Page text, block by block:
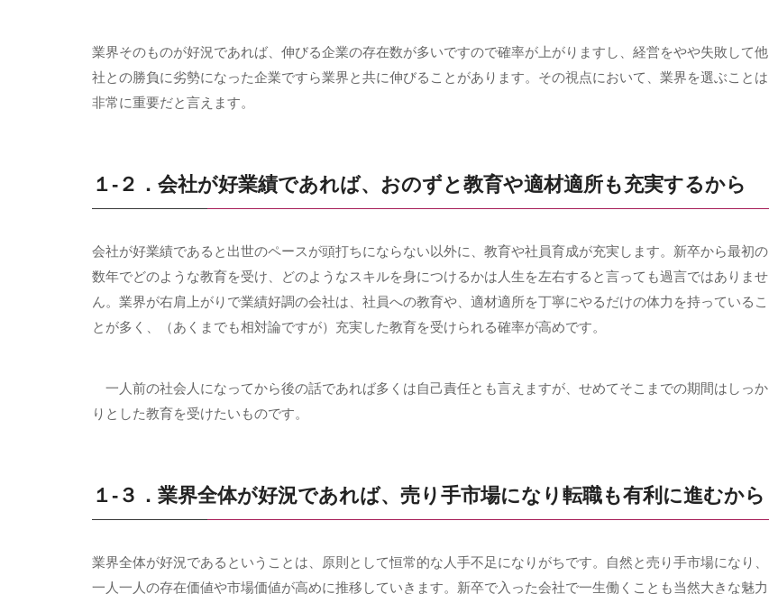
業界そのものが好況であれば、伸びる企業の存在数が多いですので確率が上がりますし、経営をやや失敗して他
社との勝負に劣勢になった企業ですら業界と共に伸びることがあります。その視点において、業界を選ぶことは
非常に重要だと言えます。
１-２．会社が好業績であれば、おのずと教育や適材適所も充実するから
会社が好業績であると出世のペースが頭打ちにならない以外に、教育や社員育成が充実します。新卒から最初の
数年でどのような教育を受け、どのようなスキルを身につけるかは人生を左右すると言っても過言ではありませ
ん。業界が右肩上がりで業績好調の会社は、社員への教育や、適材適所を丁寧にやるだけの体力を持っているこ
とが多く、（あくまでも相対論ですが）充実した教育を受けられる確率が高めです。
一人前の社会人になってから後の話であれば多くは自己責任とも言えますが、せめてそこまでの期間はしっか
りとした教育を受けたいものです。
１-３．業界全体が好況であれば、売り手市場になり転職も有利に進むから
業界全体が好況であるということは、原則として恒常的な人手不足になりがちです。自然と売り手市場になり、
一人一人の存在価値や市場価値が高めに推移していきます。新卒で入った会社で一生働くことも当然大きな魅力